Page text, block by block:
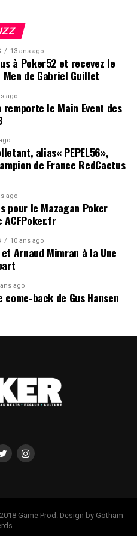
centre
13 ans ago
à Poker52 et recevez le
de Gabriel Guillet
ago
le Main Event des
alias« PEPEL56»,
de France RedCactus
ago
pour le Mazagan Poker
10 ans ago
Arnaud Mimran à la Une
ago
come-back de Gus Hansen
Game Prod. Design by Gotham